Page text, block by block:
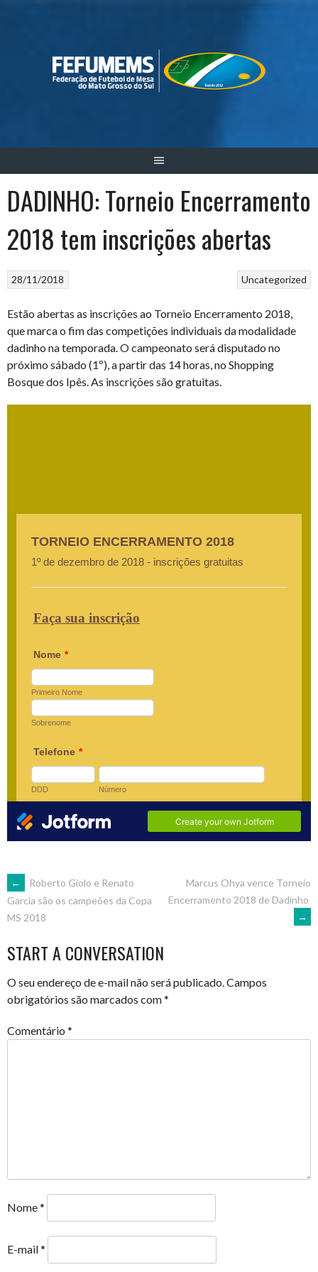
DADINHO: Torneio Encerramento
2018 tem inscrições abertas
Uncategorized
28/11/2018
Estão abertas as inscrições ao Torneio Encerramento 2018,
que marca o fim das competições individuais da modalidade
dadinho na temporada. O campeonato será disputado no
próximo sábado (1º), a partir das 14 horas, no Shopping
Bosque dos Ipês. As inscrições são gratuitas.
POST
NAVIGATION
←
Roberto Giolo e Renato
Garcia são os campeões da Copa
MS 2018
Marcus Ohya vence Torneio
Encerramento 2018 de Dadinho
→
START A CONVERSATION
O seu endereço de e-mail não será publicado. Campos
obrigatórios são marcados com*
Comentário *
Nome*
E-mail*